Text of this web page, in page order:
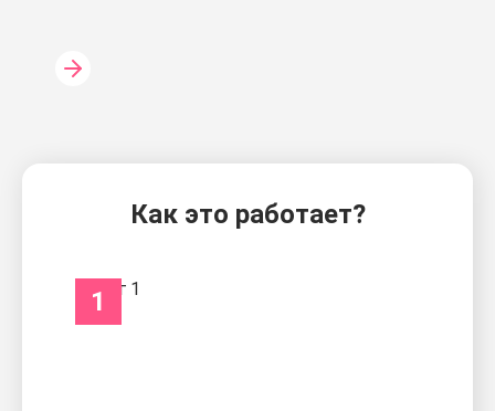
Как это работает?
1